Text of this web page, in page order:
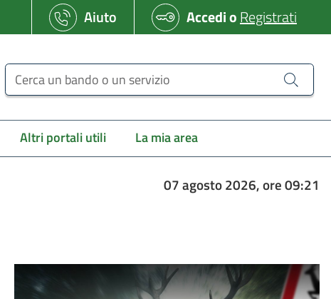
Aiuto AccedioRegistrati
Cerca un bando o un servizio
Altri portali utili La mia area
07 agosto 2026, ore 09:21